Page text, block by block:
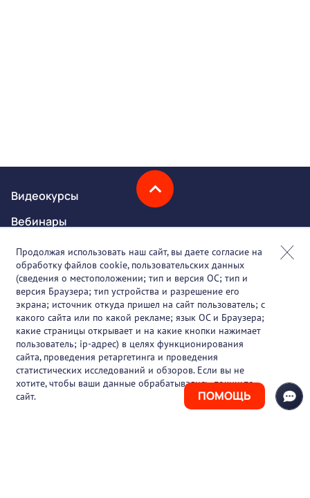
ПОМОЩЬ
Видеокурсы
Вебинары
Онлайн-события
Партнеры
О проекте
Вакансии
Блог
Контакты
Продолжая использовать наш сайт, вы даете согласие на
обработку файлов cookie, пользовательских данных
(сведения о местоположении; тип и версия ОС; тип и
версия Браузера; тип устройства и разрешение его
экрана; источник откуда пришел на сайт пользователь; с
какого сайта или по какой рекламе; язык ОС и Браузера;
какие страницы открывает и на какие кнопки нажимает
пользователь; ip-адрес) в целях функционирования
сайта, проведения ретаргетинга и проведения
статистических исследований и обзоров. Если вы не
хотите, чтобы ваши данные обрабатывались, покиньте
сайт.